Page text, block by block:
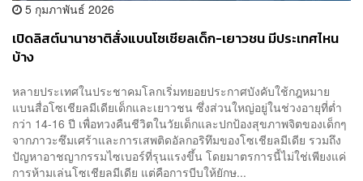
5 กุมภาพันธ์ 2026
เปิดลิสต์นานาชาติสั่งแบนโซเชียลเด็ก-เยาวชน มีประเทศไหน
บ้าง
หลายประเทศในประชาคมโลกเริ่มทยอยประกาศบังคับใช้กฎหมาย
แบนสื่อโซเชียลมีเดียเด็กและเยาวชน ซึ่งส่วนใหญ่อยู่ในช่วงอายุที่ต่ำ
กว่า 14-16 ปี เพื่อทวงคืนชีวิตในวัยเด็กและปกป้องสุขภาพจิตของเด็กๆ
จากภาวะซึมเศร้าและการเสพติดอัลกอริทึมของโซเชียลมีเดีย รวมถึง
ปัญหาอาชญากรรมไซเบอร์ที่รุนแรงขึ้น โดยมาตรการนี้ไม่ใช่เพียงแค่
การห้ามเล่นโซเชียลมีเดีย แต่คือการบีบให้ยักษ...